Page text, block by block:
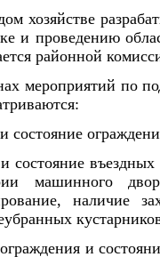
хозяйстве
и проведению
районной
мероприятий по
состояние
состояние
машинного
наличие
и